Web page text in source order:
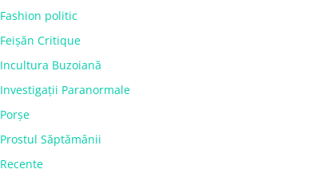
Fashion politic
Feișăn Critique
Incultura Buzoiană
Investigații Paranormale
Porșe
Prostul Săptămânii
Recente